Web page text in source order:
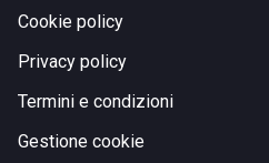
Cookie policy
Privacy policy
Termini e condizioni
Gestione cookie